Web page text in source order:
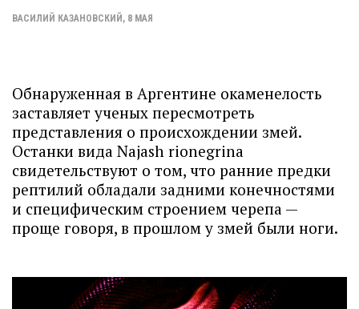
ВАСИЛИЙ КАЗАНОВСКИЙ , 8 МАЯ
Обнаруженная в Аргентине окаменелость
заставляет ученых пересмотреть
представления о происхождении змей.
Останки вида Najash rionegrina
свидетельствуют о том, что ранние предки
рептилий обладали задними конечностями
и специфическим строением черепа —
проще говоря, в прошлом у змей были ноги.